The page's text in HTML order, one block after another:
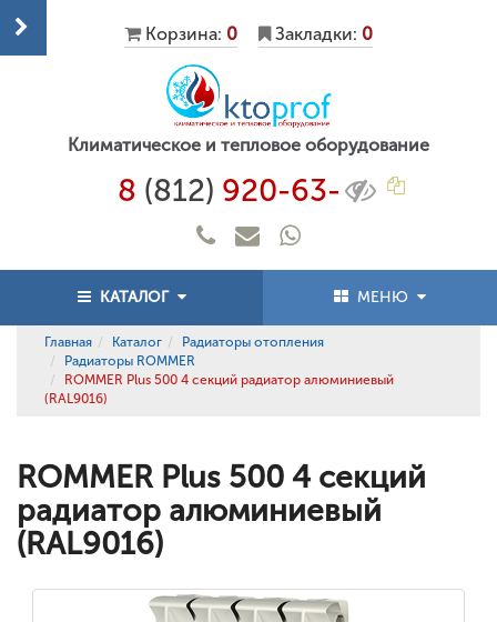
Корзина: 0 Закладки: 0
Климатическое и тепловое оборудование
8 (812) 920-63-
КАТАЛОГ МЕНЮ
Главная Каталог
Радиаторы отопления
Радиаторы ROMMER
ROMMER Plus 500 4 секций радиатор алюминиевый
(RAL9016)
ROMMER Plus 500 4 секций
радиатор алюминиевый
(RAL9016)